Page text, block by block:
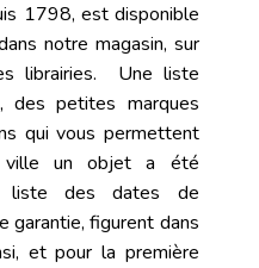
1798, est disponible
notre magasin, sur
librairies. Une liste
, des petites marques
qui vous permettent
ville un objet a été
liste des dates de
garantie, figurent dans
et pour la première